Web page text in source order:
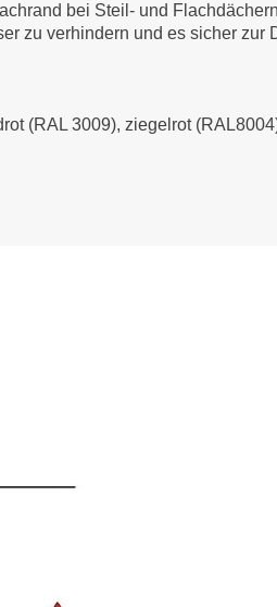
bei Steil- und
zu verhindern und es sicher zur
(RAL 3009), ziegelrot